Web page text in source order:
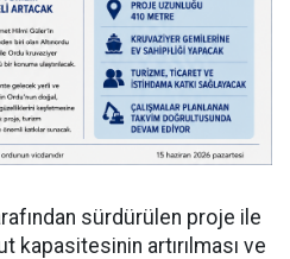
sürdürülen proje ile
kapasitesinin artırılması ve